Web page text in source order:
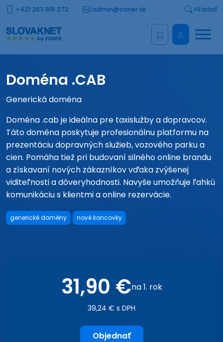
+421 263 815 272 admin@zoner.sk Hľadať
Menu
Doména .CAB
Generická doména
Doména .cab je ideálna pre taxislužby a dopravcov.
Táto doména poskytuje profesionálnu platformu na
prezentáciu dopravných služieb, vozového parku a
cien. Pomáha tiež pri budovaní silného online brandu
a získavaní nových zákazníkov vďaka zvýšenej
viditeľnosti a dôveryhodnosti. Navyše umožňuje ľahkú
komunikáciu s klientmi a online rezervácie.
generické domény nové koncovky
31,90 €na 1. rok
39,24 € s DPH
Objednať